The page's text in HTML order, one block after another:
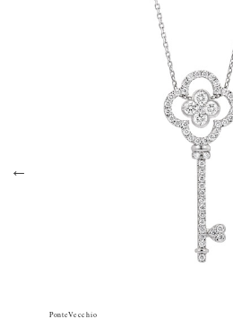
PonteVecchio